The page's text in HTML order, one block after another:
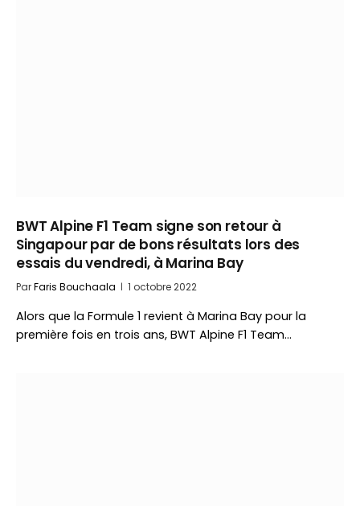
BWT Alpine F1 Team signe son retour à
Singapour par de bons résultats lors des
essais du vendredi, à Marina Bay
ParFaris Bouchaala 1 octobre 2022
Alors que la Formule 1 revient à Marina Bay pour la
première fois en trois ans, BWT Alpine F1 Team…